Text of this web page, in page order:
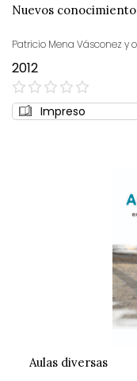
Nuevos
Patricio Mena Vásconez y
2012
0%
Impreso
Aulas diversas